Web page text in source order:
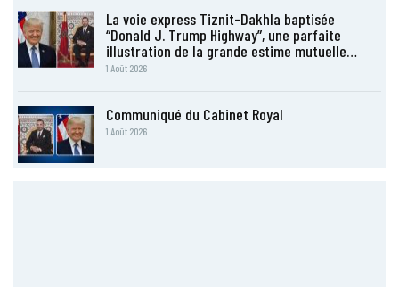
La voie express Tiznit-Dakhla baptisée
“Donald J. Trump Highway”, une parfaite
illustration de la grande estime mutuelle…
1 Août 2026
Communiqué du Cabinet Royal
1 Août 2026